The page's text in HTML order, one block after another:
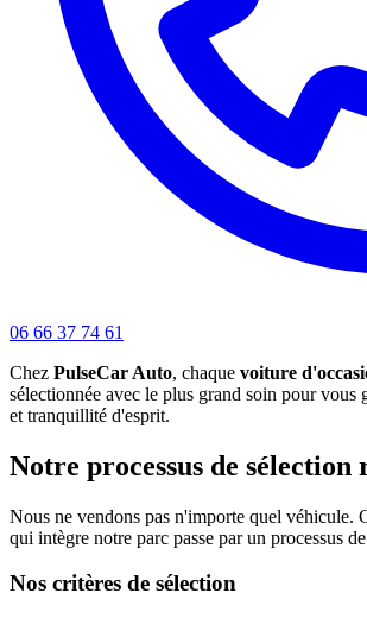
06 66 37 74 61
Chez PulseCar Auto, chaque voiture
sélectionnée avec le plus grand soin pour vous
et tranquillité d'esprit.
Notre processus de
Nous ne vendons pas n'importe quel véhicule.
qui intègre notre parc passe par un processus
Nos critères de sélection